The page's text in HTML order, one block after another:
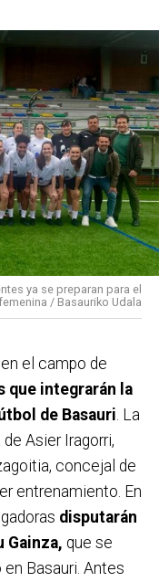
ya se preparan para el
/ Basauriko Udala
el campo de
que integrarán la
de Basauri. La
Asier Iragorri,
concejal de
entrenamiento. En
disputarán
Gainza, que se
Basauri. Antes